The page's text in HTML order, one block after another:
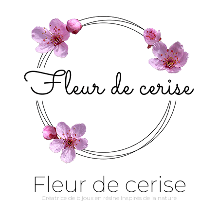
Fleur de cerise
Créatrice de bijoux en résine inspirés de la nature